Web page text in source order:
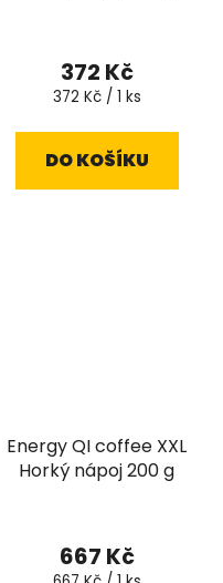
372 Kč
Měrná
372 Kč / 1 ks
DO KOŠÍKU
Energy QI coffee XXL
Horký nápoj 200 g
667 Kč